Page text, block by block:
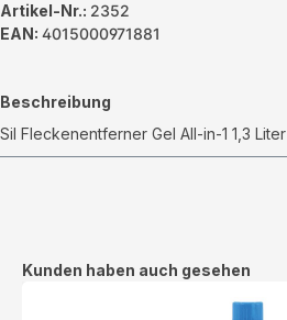
Artikel-Nr.: 2352
EAN: 4015000971881
Beschreibung
Sil Fleckenentferner Gel All-in-1 1,3 Liter
Produktgalerie überspringen
Kunden haben auch gesehen